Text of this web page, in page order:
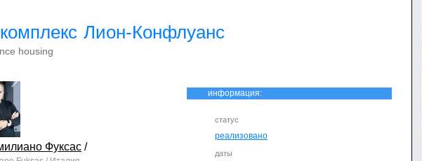
Лион-Конфлуанс
housing
информация:
статус
реализовано
даты
Фуксас /